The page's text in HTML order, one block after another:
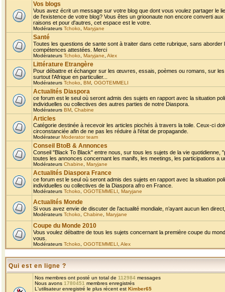
Vos blogs
Vous avez écrit un message sur votre blog que dont vous voulez partager le
de l'existence de votre blog? Vous êtes un grioonaute non encore converti
raisons et pour d'autres, cet espace est le votre.
Modérateurs Tchoko Maryjane
Santé
Toutes les questions de sante sont à traiter dans cette rubrique, sans
compétences attestées. Merci
Modérateurs Tchoko Maryjane Alex
Littérature Etrangère
Pour débattre et échanger sur les œuvres, essais, poèmes ou romans, sur
surtout l'Afrique en particulier...
Modérateurs Tchoko BM OGOTEMMELI
Actualités Diaspora
ce forum est le seul où seront admis des sujets en rapport avec la situation
individuelles ou collectives des autres parties de notre Diaspora.
Modérateurs BM Chabine
Articles
Catégorie destinée à recevoir les articles piochés à travers la toile. Ceux-ci
circonstanciée afin de ne pas les réduire à l'état de propagande.
ModérateurModerator team
Conseil BtoB & Annonces
Conseil "Black To Black" entre nous, sur tous les sujets de la vie
toutes les annonces concernant les manifs, les meetings, les participations a
Modérateurs Chabine Maryjane
Actualités Diaspora France
ce forum est le seul où seront admis des sujets en rapport avec la situation
individuelles ou collectives de la Diaspora afro en France.
Modérateurs Tchoko OGOTEMMELI Maryjane
Actualités Monde
Si vous avez envie de discuter de l’actualité mondiale, n’ayant aucun lien
Modérateurs Tchoko Chabine Maryjane
Coupe du Monde 2010
Vous voulez débattre de tous les sujets concernant la première coupe du
vous.
Modérateurs Tchoko OGOTEMMELI Alex
Qui est en ligne ?
Nos membres ont posté un total de 112984 messages
Nous avons 1780451 membres enregistrés
L'utilisateur enregistré le plus récent est Kimber65